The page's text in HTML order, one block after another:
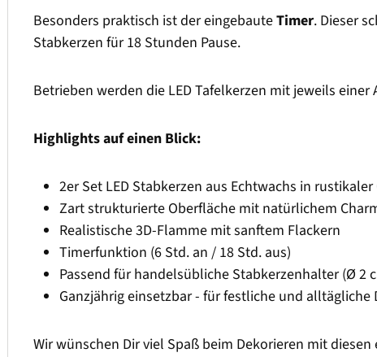
Besonders praktisch ist der eingebauteTimer. Dieser
Stabkerzen für 18 Stunden Pause.
Betrieben werden die LED Tafelkerzen mit jeweils einer
Highlights auf einen Blick:
2er Set LED Stabkerzen aus Echtwachs in
Zart strukturierte Oberfläche mit natürlichem
Realistische 3D-Flamme mit sanftem Flackern
Timerfunktion (6 Std. an / 18 Std. aus)
Passend für handelsübliche Stabkerzenhalter (Ø 2
Ganzjährig einsetzbar - für festliche und alltägliche
Wir wünschen Dir viel Spaß beim Dekorieren mit diesen